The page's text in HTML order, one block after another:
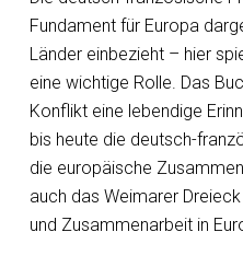
Fundament für Europa
Länder einbezieht – hier
eine wichtige Rolle. Das
Konflikt eine lebendige
bis heute die deutsch-
die europäische
auch das Weimarer
und Zusammenarbeit in